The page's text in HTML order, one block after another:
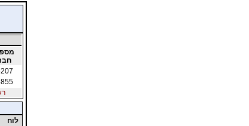
לוח